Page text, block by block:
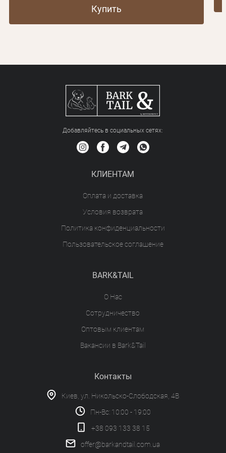
Купить
Добавляйтесь в социальных сетяx:
КЛИЕНТАМ
Оплата и доставка
Условия возврата
Политика конфиденциальности
Пользовательское соглашение
BARK&TAIL
О Нас
Сотрудничество
Оптовым клиентам
Вакансии в Bark&Tail
Контакты
Киев, ул. Никольско-Слободская, 4В
Пн-Вс: 10:00 - 19:00
+38 093 133 38 15
offer@barkandtail.com.ua